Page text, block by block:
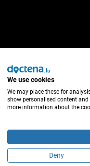
Sei
We use cookies
We may place these for
show personalised content
more information about the
Deny